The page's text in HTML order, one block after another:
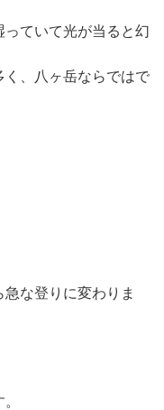
ていて光が当ると幻
、八ヶ岳ならではで
な登りに変わりま